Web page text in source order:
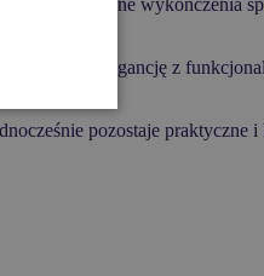
łączy elegancję z
pozostaje